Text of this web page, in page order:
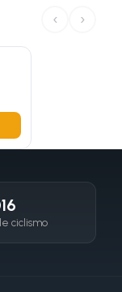
‹ ›
ciclismo